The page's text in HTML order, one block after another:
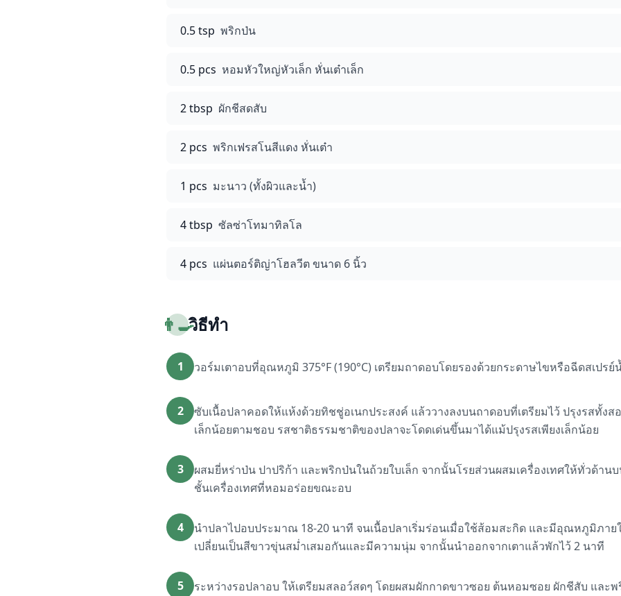
0.5 tsp พริกป่น
0.5 pcs หอมหัวใหญ่หัวเล็ก หั่นเต๋าเล็ก
2 tbsp ผักชีสดสับ
2 pcs พริกเฟรสโนสีแดง หั่นเต๋า
1 pcs มะนาว (ทั้งผิวและน้ำ)
4 tbsp ซัลซ่าโทมาทิลโล
4 pcs แผ่นตอร์ติญ่าโฮลวีต ขนาด 6 นิ้ว
👨‍🍳วิธีทำ
1 วอร์มเตาอบที่อุณหภูมิ 375°F (190°C) เตรียมถาดอบโดยรองด้วยกระดาษไขหรือฉีดสเปร
2
ซับเนื้อปลาคอดให้แห้งด้วยทิชชู่อเนกประสงค์ แล้ววางลงบนถาดอบที่เตรียมไว้ ปรุงรสทั้งส
เล็กน้อยตามชอบ รสชาติธรรมชาติของปลาจะโดดเด่นขึ้นมาได้แม้ปรุงรสเพียงเล็กน้อย
3
ผสมยี่หร่าป่น ปาปริก้า และพริกป่นในถ้วยใบเล็ก จากนั้นโรยส่วนผสมเครื่องเทศให้ทั่วด้านบ
ชั้นเครื่องเทศที่หอมอร่อยขณะอบ
4
นำปลาไปอบประมาณ 18-20 นาที จนเนื้อปลาเริ่มร่อนเมื่อใช้ส้อมสะกิด และมีอุณหภูมิภายใ
เปลี่ยนเป็นสีขาวขุ่นสม่ำเสมอกันและมีความนุ่ม จากนั้นนำออกจากเตาแล้วพักไว้ 2 นาที
5
ระหว่างรอปลาอบ ให้เตรียมสลอว์สดๆ โดยผสมผักกาดขาวซอย ต้นหอมซอย ผักชีสับ และพ